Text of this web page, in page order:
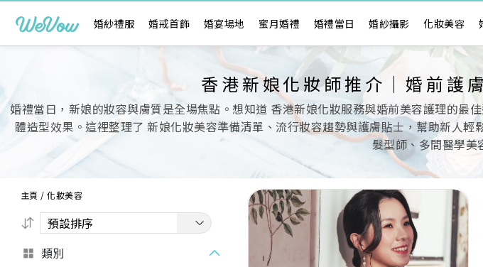
婚紗禮服 婚戒首飾 婚宴場地 蜜月婚禮 婚禮當日 婚紗攝影 化妝美容
香港新娘化妝師推介｜婚前護
婚禮當日，新娘的妝容與膚質是全場焦點。想知道 香港新娘化妝服務與婚前美容護理的
體造型效果。這裡整理了 新娘化妝美容準備清單、流行妝容趨勢與護膚貼士，幫助新人
髮型師、多間醫學美
主頁 /化妝美容
類別